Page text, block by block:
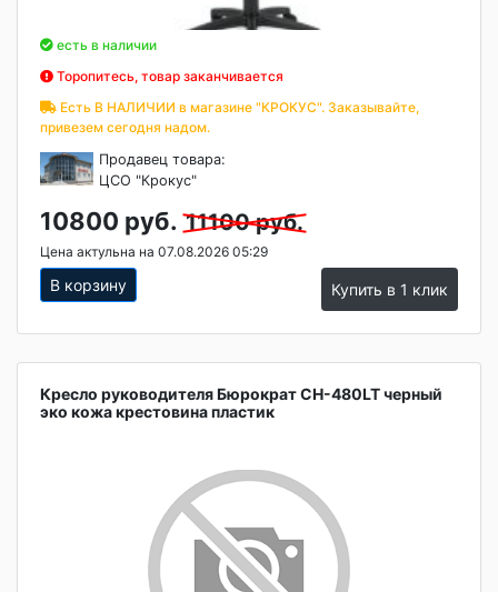
есть в наличии
Торопитесь, товар заканчивается
Есть В НАЛИЧИИ в магазине "КРОКУС". Заказывайте,
привезем сегодня надом.
Продавец товара:
ЦСО "Крокус"
10800 руб. 11100 руб.
Цена актульна на 07.08.2026 05:29
В корзину Купить в 1 клик
Кресло руководителя Бюрократ CH-480LT черный
эко кожа крестовина пластик